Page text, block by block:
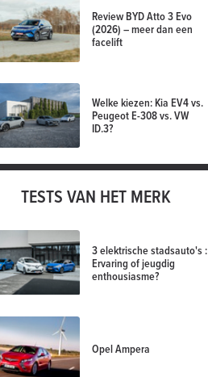
Review BYD Atto 3 Evo
(2026) – meer dan een
facelift
Welke kiezen: Kia EV4 vs.
Peugeot E-308 vs. VW
ID.3?
TESTS VAN HET MERK
3 elektrische stadsauto's :
Ervaring of jeugdig
enthousiasme?
Opel Ampera